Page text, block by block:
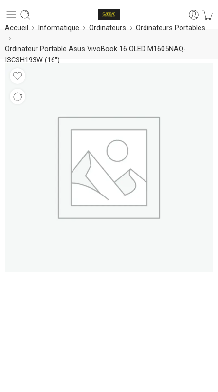
Accueil Informatique Ordinateurs Ordinateurs Portables
Ordinateur Portable Asus VivoBook 16 OLED M1605NAQ-
ISCSH193W (16″)